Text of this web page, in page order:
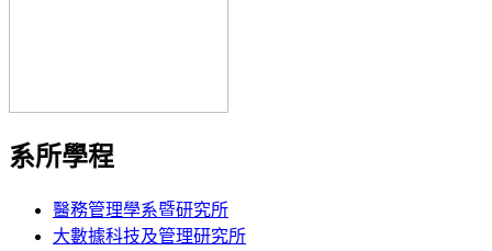
系所學程
醫務管理學系暨研究所
大數據科技及管理研究所